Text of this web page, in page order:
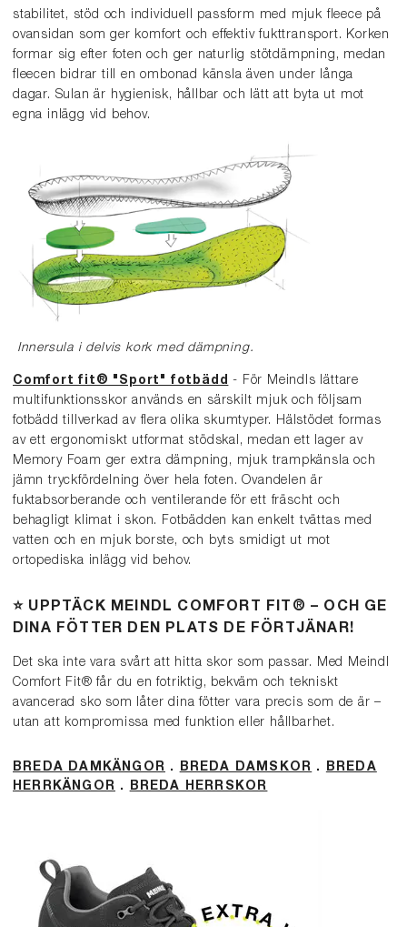
stabilitet, stöd och individuell passform med mjuk fleece på
ovansidan som ger komfort och effektiv fukttransport. Korken
formar sig efter foten och ger naturlig stötdämpning, medan
fleecen bidrar till en ombonad känsla även under långa
dagar. Sulan är hygienisk, hållbar och lätt att byta ut mot
egna inlägg vid behov.
Innersula i delvis kork med dämpning.
Comfort fit® "Sport" fotbädd - För Meindls lättare
multifunktionsskor används en särskilt mjuk och följsam
fotbädd tillverkad av flera olika skumtyper. Hälstödet formas
av ett ergonomiskt utformat stödskal, medan ett lager av
Memory Foam ger extra dämpning, mjuk trampkänsla och
jämn tryckfördelning över hela foten. Ovandelen är
fuktabsorberande och ventilerande för ett fräscht och
behagligt klimat i skon. Fotbädden kan enkelt tvättas med
vatten och en mjuk borste, och byts smidigt ut mot
ortopediska inlägg vid behov.
⭐️ UPPTÄCK MEINDL COMFORT FIT® – OCH GE
DINA FÖTTER DEN PLATS DE FÖRTJÄNAR!
Det ska inte vara svårt att hitta skor som passar. Med Meindl
Comfort Fit® får du en fotriktig, bekväm och tekniskt
avancerad sko som låter dina fötter vara precis som de är –
utan att kompromissa med funktion eller hållbarhet.
BREDA DAMKÄNGOR . BREDA DAMSKOR . BREDA
HERRKÄNGOR . BREDA HERRSKOR